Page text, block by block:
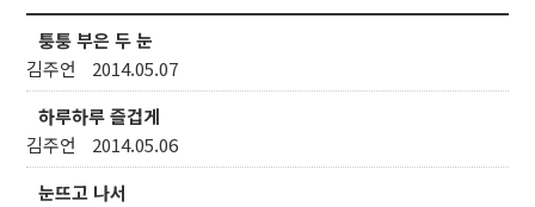
퉁퉁 부은 두 눈
김주언
2014.05.07
하루하루 즐겁게
김주언
2014.05.06
눈뜨고 나서